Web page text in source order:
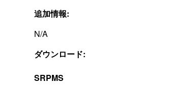
追加情報:
N/A
ダウンロード:
SRPMS